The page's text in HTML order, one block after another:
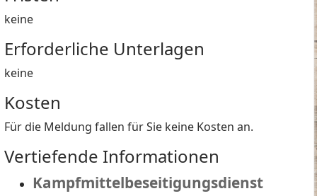
keine
Erforderliche Unterlagen
keine
Kosten
Für die Meldung fallen für Sie keine Kosten an.
Vertiefende Informationen
Kampfmittelbeseitigungsdienst